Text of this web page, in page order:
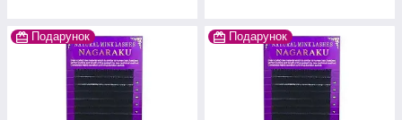
Подарунок Подарунок